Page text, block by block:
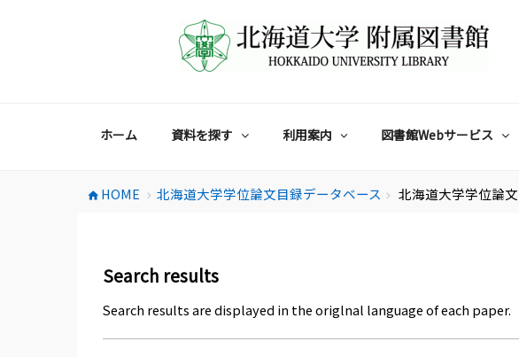
ホーム 資料を探す 利用案内 図書館Webサービス
home HOME chevron_right 北海道大学学位論文目録データベース chevron_right 北海道大学学位論
Search results
Search results are displayed in the origlnal language of each paper.